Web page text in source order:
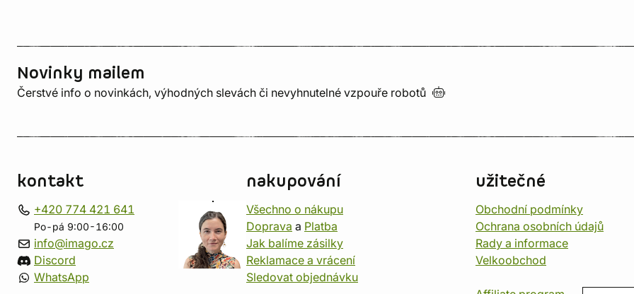
Novinky mailem
Čerstvé info o novinkách, výhodných slevách či nevyhnutelné vzpouře robotů
kontakt
+420 774 421 641
Po-pá 9:00-16:00
info@imago.cz
Discord
WhatsApp
nakupování
Všechno o nákupu
Doprava a Platba
Jak balíme zásilky
Reklamace a vrácení
Sledovat objednávku
užitečné
Obchodní podmínky
Ochrana osobních údajů
Rady a informace
Velkoobchod